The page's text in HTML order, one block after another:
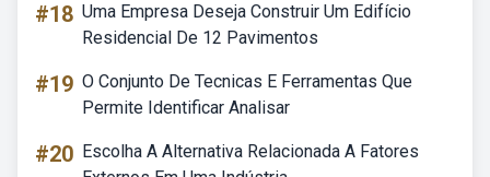
#18 Uma Empresa Deseja Construir Um Edifício
Residencial De 12 Pavimentos
#19 O Conjunto De Tecnicas E Ferramentas Que
Permite Identificar Analisar
#20 Escolha A Alternativa Relacionada A Fatores